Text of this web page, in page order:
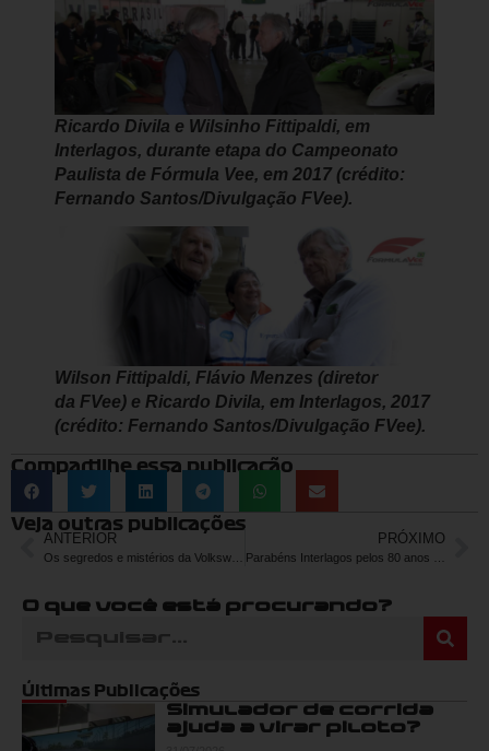
Ricardo Divila e Wilsinho Fittipaldi, em
Interlagos, durante etapa do Campeonato
Paulista de Fórmula Vee, em 2017 (crédito:
Fernando Santos/Divulgação FVee).
Wilson Fittipaldi, Flávio Menzes (diretor
da FVee) e Ricardo Divila, em Interlagos, 2017
(crédito: Fernando Santos/Divulgação FVee).
Compartilhe essa publicação
Veja outras publicações
ANTERIOR
Os segredos e mistérios da Volkswagen na criação da Fórmula Vee – Parte 2
PRÓXIMO
Parabéns Interlagos pelos 80 anos de muita velocidade, emoções e lembranças
O que você está procurando?
Últimas Publicações
Simulador de corrida
ajuda a virar piloto?